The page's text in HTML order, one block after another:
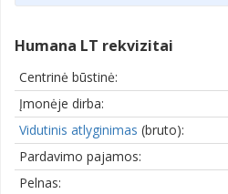
Humana LT rekvizitai
Centrinė būstinė:
Įmonėje dirba:
Vidutinis atlyginimas (bruto):
Pardavimo pajamos:
Pelnas: